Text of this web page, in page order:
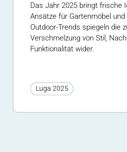
Das Jahr 2025 bringt frische
Ansätze für Gartenmöbel
Outdoor-Trends spiegeln die
Verschmelzung von Stil,
Funktionalität wider.
Luga 2025